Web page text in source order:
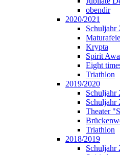
obendir
2020/2021
Schuljahr
Krypta
Spirit
Eight
Triathlon
2019/2020
Schuljahr
Schuljahr
Theater
Triathlon
2018/2019
Schuljahr